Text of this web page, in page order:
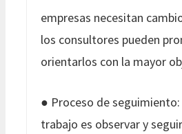
empresas necesitan
los consultores pueden
orientarlos con la mayor
● Proceso de
trabajo es observar y